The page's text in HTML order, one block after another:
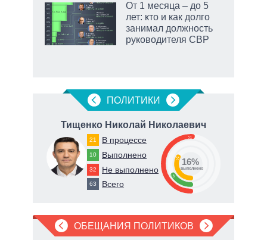
От 1 месяца – до 5
лет: кто и как долго
занимал должность
руководителя СВР
ПОЛИТИКИ
Тищенко Николай Николаевич
21 В процессе
10 Выполнено
32 Не выполнено
63 Всего
51
16
33 16%
выполнено
ОБЕЩАНИЯ ПОЛИТИКОВ